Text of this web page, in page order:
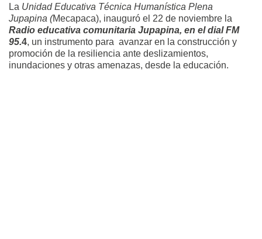
La Unidad Educativa Técnica Humanística Plena
Jupapina (Mecapaca), inauguró el 22 de noviembre la
Radio educativa comunitaria Jupapina, en el dial FM
95.4, un instrumento para avanzar en la construcción y
promoción de la resiliencia ante deslizamientos,
inundaciones y otras amenazas, desde la educación.